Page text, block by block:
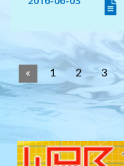
« 1 2 3